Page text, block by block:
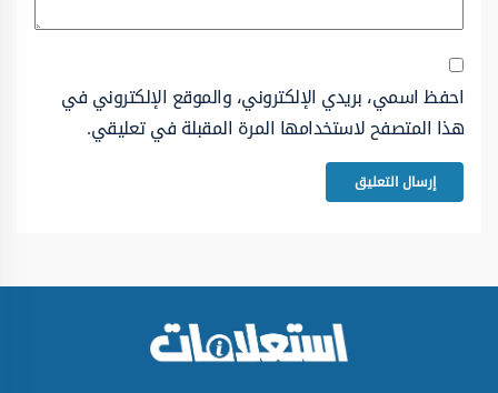
احفظ اسمي، بريدي الإلكتروني، والموقع الإلكتروني في
هذا المتصفح لاستخدامها المرة المقبلة في تعليقي.